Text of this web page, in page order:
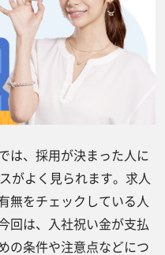
は、採用が決まった人に
がよく見られます。求人
無をチェックしている人
回は、入社祝い金が支払
の条件や注意点などにつ